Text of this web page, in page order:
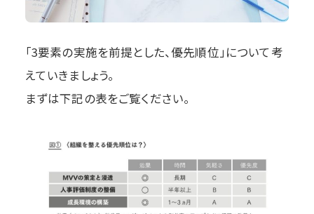
「3要素の実施を前提とした、優先順位」について考
えていきましょう。
まずは下記の表をご覧ください。